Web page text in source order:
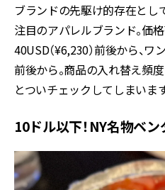
ブランドの先駆け的存在とし
注目のアパレルブランド。価
40USD（¥6,230）前後から、ワ
前後から。商品の入れ替え頻
とついチェックしてしまいます
10ドル以下！NY名物ベ